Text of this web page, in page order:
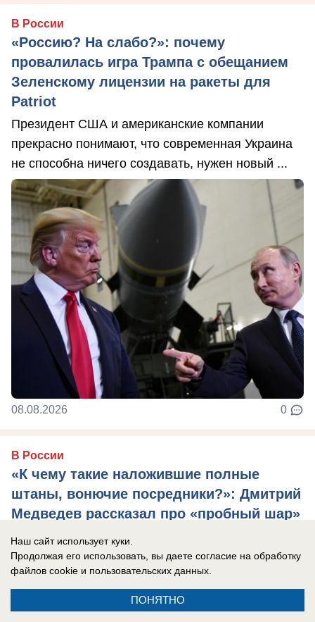
В России
«Россию? На слабо?»: почему
провалилась игра Трампа с обещанием
Зеленскому лицензии на ракеты для
Patriot
Президент США и американские компании
прекрасно понимают, что современная Украина
не способна ничего создавать, нужен новый ...
08.08.2026 0
В России
«К чему такие наложившие полные
штаны, вонючие посредники?»: Дмитрий
Медведев рассказал про «пробный шар»
Ситуация с Грузией показала, какие глупые
взгляды навязывает Запад, сказал
зампредседателя Совета Безопасности РФ.
Наш сайт использует куки.
Продолжая его использовать, вы даете согласие на обработку
файлов cookie и пользовательских данных.
ПОНЯТНО